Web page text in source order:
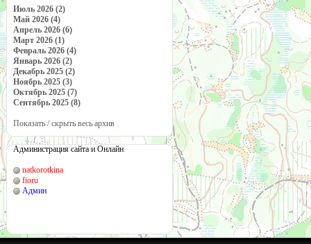
Июль 2026 (2)
Май 2026 (4)
Апрель 2026 (6)
Март 2026 (1)
Февраль 2026 (4)
Январь 2026 (2)
Декабрь 2025 (2)
Ноябрь 2025 (3)
Октябрь 2025 (7)
Сентябрь 2025 (8)
Показать / скрыть весь архив
Администрация сайта и Онлайн
natkorotkina
fioru
Админ